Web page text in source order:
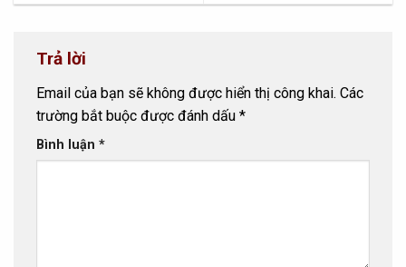
Trả lời
Email của bạn sẽ không được hiển thị công khai. Các
trường bắt buộc được đánh dấu *
Bình luận *